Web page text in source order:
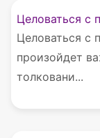
Целоваться
Целоваться с
произойдет
толковани...